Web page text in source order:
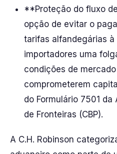
**Proteção do fluxo
opção de evitar o
tarifas alfandegárias
importadores uma
condições de
comprometerem
do Formulário 7501
de Fronteiras (CBP).
A C.H. Robinson